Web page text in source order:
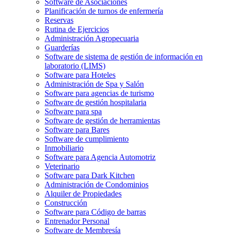
Software de Asociaciones
Planificación de turnos de enfermería
Reservas
Rutina de Ejercicios
Administración Agropecuaria
Guarderías
Software de sistema de gestión de información en
laboratorio (LIMS)
Software para Hoteles
Administración de Spa y Salón
Software para agencias de turismo
Software de gestión hospitalaria
Software para spa
Software de gestión de herramientas
Software para Bares
Software de cumplimiento
Inmobiliario
Software para Agencia Automotriz
Veterinario
Software para Dark Kitchen
Administración de Condominios
Alquiler de Propiedades
Construcción
Software para Código de barras
Entrenador Personal
Software de Membresía